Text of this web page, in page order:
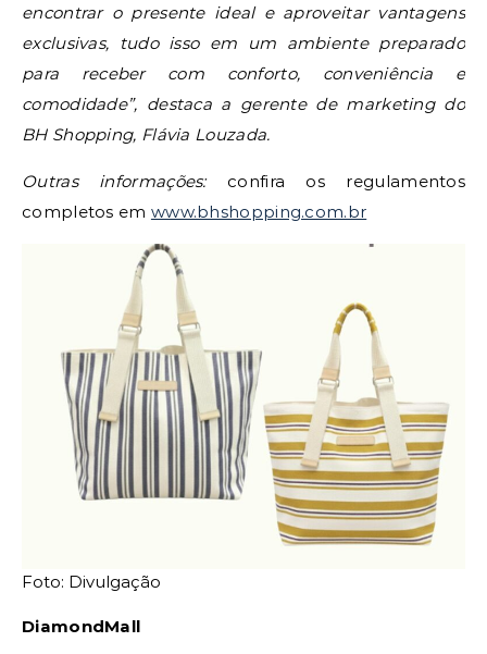
encontrar o presente ideal e aproveitar vantagens
exclusivas, tudo isso em um ambiente preparado
para receber com conforto, conveniência e
comodidade”, destaca a gerente de marketing do
BH Shopping, Flávia Louzada.
Outras informações:confira os regulamentos
completos em www.bhshopping.com.br
Foto: Divulgação
DiamondMall